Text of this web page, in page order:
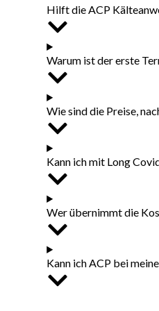
Hilft die ACP
Warum ist der erste
Wie sind die Preise,
Kann ich mit Long
Wer übernimmt die
Kann ich ACP bei